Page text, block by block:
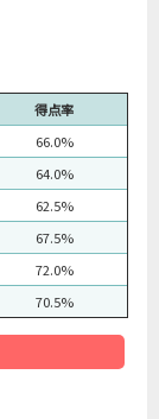
得点率
66.0%
64.0%
62.5%
67.5%
72.0%
70.5%